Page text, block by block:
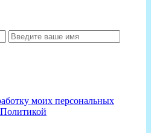
моих персональных
Политикой